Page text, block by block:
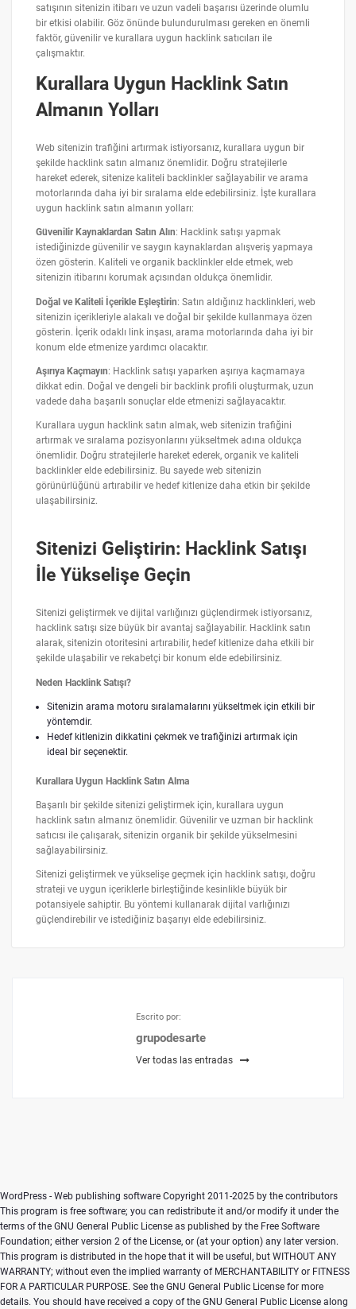
satışının sitenizin itibarı ve uzun vadeli başarısı üzerinde olumlu
bir etkisi olabilir. Göz önünde bulundurulması gereken en önemli
faktör, güvenilir ve kurallara uygun hacklink satıcıları ile
çalışmaktır.
Kurallara Uygun Hacklink Satın
Almanın Yolları
Web sitenizin trafiğini artırmak istiyorsanız, kurallara uygun bir
şekilde hacklink satın almanız önemlidir. Doğru stratejilerle
hareket ederek, sitenize kaliteli backlinkler sağlayabilir ve arama
motorlarında daha iyi bir sıralama elde edebilirsiniz. İşte kurallara
uygun hacklink satın almanın yolları:
Güvenilir Kaynaklardan Satın Alın: Hacklink satışı yapmak
istediğinizde güvenilir ve saygın kaynaklardan alışveriş yapmaya
özen gösterin. Kaliteli ve organik backlinkler elde etmek, web
sitenizin itibarını korumak açısından oldukça önemlidir.
Doğal ve Kaliteli İçerikle Eşleştirin: Satın aldığınız hacklinkleri, web
sitenizin içerikleriyle alakalı ve doğal bir şekilde kullanmaya özen
gösterin. İçerik odaklı link inşası, arama motorlarında daha iyi bir
konum elde etmenize yardımcı olacaktır.
Aşırıya Kaçmayın: Hacklink satışı yaparken aşırıya kaçmamaya
dikkat edin. Doğal ve dengeli bir backlink profili oluşturmak, uzun
vadede daha başarılı sonuçlar elde etmenizi sağlayacaktır.
Kurallara uygun hacklink satın almak, web sitenizin trafiğini
artırmak ve sıralama pozisyonlarını yükseltmek adına oldukça
önemlidir. Doğru stratejilerle hareket ederek, organik ve kaliteli
backlinkler elde edebilirsiniz. Bu sayede web sitenizin
görünürlüğünü artırabilir ve hedef kitlenize daha etkin bir şekilde
ulaşabilirsiniz.
Sitenizi Geliştirin: Hacklink Satışı
İle Yükselişe Geçin
Sitenizi geliştirmek ve dijital varlığınızı güçlendirmek istiyorsanız,
hacklink satışı size büyük bir avantaj sağlayabilir. Hacklink satın
alarak, sitenizin otoritesini artırabilir, hedef kitlenize daha etkili bir
şekilde ulaşabilir ve rekabetçi bir konum elde edebilirsiniz.
Neden Hacklink Satışı?
Sitenizin arama motoru sıralamalarını yükseltmek için etkili bir
yöntemdir.
Hedef kitlenizin dikkatini çekmek ve trafiğinizi artırmak için
ideal bir seçenektir.
Kurallara Uygun Hacklink Satın Alma
Başarılı bir şekilde sitenizi geliştirmek için, kurallara uygun
hacklink satın almanız önemlidir. Güvenilir ve uzman bir hacklink
satıcısı ile çalışarak, sitenizin organik bir şekilde yükselmesini
sağlayabilirsiniz.
Sitenizi geliştirmek ve yükselişe geçmek için hacklink satışı, doğru
strateji ve uygun içeriklerle birleştiğinde kesinlikle büyük bir
potansiyele sahiptir. Bu yöntemi kullanarak dijital varlığınızı
güçlendirebilir ve istediğiniz başarıyı elde edebilirsiniz.
Escrito por:
grupodesarte
Ver todas las entradas
WordPress - Web publishing software Copyright 2011-2025 by the contributors This program is free software; you can redistribute it and/or modify it under the terms of the GNU General Public License as published by the Free Software Foundation; either version 2 of the License, or (at your option) any later version. This program is distributed in the hope that it will be useful, but WITHOUT ANY WARRANTY; without even the implied warranty of MERCHANTABILITY or FITNESS FOR A PARTICULAR PURPOSE. See the GNU General Public License for more details. You should have received a copy of the GNU General Public License along with this program; if not, write to the Free Software Foundation, Inc., 51 Franklin St, Fifth Floor, Boston, MA 02110-1301 USA This program incorporates work covered by the following copyright and permission notices: b2 is (c) 2001, 2002 Michel Valdrighi - Cafelog Wherever third party code has been used, credit has been given in the code's comments. b2 is released under the GPL and WordPress - Web publishing software Copyright 2003-2010 by the contributors WordPress is released under the GPL =-=-=-=-=-=-=-=-=-=-=-=-=-=-=-=-=-=-=-=-=-=-=-=-=-=-=-=-=-=-=-=-=-=-=-=-=-=-=-= GNU GENERAL PUBLIC LICENSE Version 2, June 1991 Copyright (C) 1989, 1991 Free Software Foundation, Inc., 51 Franklin Street, Fifth Floor, Boston, MA 02110-1301 USA Everyone is permitted to copy and distribute verbatim copies of this license document, but changing it is not allowed. Preamble The licenses for most software are designed to take away your freedom to share and change it. By contrast, the GNU General Public License is intended to guarantee your freedom to share and change free software--to make sure the software is free for all its users. This General Public License applies to most of the Free Software Foundation's software and to any other program whose authors commit to using it. (Some other Free Software Foundation software is covered by the GNU Lesser General Public License instead.) You can apply it to your programs, too. When we speak of free software, we are referring to freedom, not price. Our General Public Licenses are designed to make sure that you have the freedom to distribute copies of free software (and charge for this service if you wish), that you receive source code or can get it if you want it, that you can change the software or use pieces of it in new free programs; and that you know you can do these things. To protect your rights, we need to make restrictions that forbid anyone to deny you these rights or to ask you to surrender the rights. These restrictions translate to certain responsibilities for you if you distribute copies of the software, or if you modify it. For example, if you distribute copies of such a program, whether gratis or for a fee, you must give the recipients all the rights that you have. You must make sure that they, too, receive or can get the source code. And you must show them these terms so they know their rights. We protect your rights with two steps: (1) copyright the software, and (2) offer you this license which gives you legal permission to copy, distribute and/or modify the software. Also, for each author's protection and ours, we want to make certain that everyone understands that there is no warranty for this free software. If the software is modified by someone else and passed on, we want its recipients to know that what they have is not the original, so that any problems introduced by others will not reflect on the original authors' reputations. Finally, any free program is threatened constantly by software patents. We wish to avoid the danger that redistributors of a free program will individually obtain patent licenses, in effect making the program proprietary. To prevent this, we have made it clear that any patent must be licensed for everyone's free use or not licensed at all. The precise terms and conditions for copying, distribution and modification follow. GNU GENERAL PUBLIC LICENSE TERMS AND CONDITIONS FOR COPYING, DISTRIBUTION AND MODIFICATION 0. This License applies to any program or other work which contains a notice placed by the copyright holder saying it may be distributed under the terms of this General Public License. The "Program", below, refers to any such program or work, and a "work based on the Program" means either the Program or any derivative work under copyright law: that is to say, a work containing the Program or a portion of it, either verbatim or with modifications and/or translated into another language. (Hereinafter, translation is included without limitation in the term "modification".) Each licensee is addressed as "you". Activities other than copying, distribution and modification are not covered by this License; they are outside its scope. The act of running the Program is not restricted, and the output from the Program is covered only if its contents constitute a work based on the Program (independent of having been made by running the Program). Whether that is true depends on what the Program does. 1. You may copy and distribute verbatim copies of the Program's source code as you receive it, in any medium, provided that you conspicuously and appropriately publish on each copy an appropriate copyright notice and disclaimer of warranty; keep intact all the notices that refer to this License and to the absence of any warranty; and give any other recipients of the Program a copy of this License along with the Program. You may charge a fee for the physical act of transferring a copy, and you may at your option offer warranty protection in exchange for a fee. 2. You may modify your copy or copies of the Program or any portion of it, thus forming a work based on the Program, and copy and distribute such modifications or work under the terms of Section 1 above, provided that you also meet all of these conditions: a) You must cause the modified files to carry prominent notices stating that you changed the files and the date of any change. b) You must cause any work that you distribute or publish, that in whole or in part contains or is derived from the Program or any part thereof, to be licensed as a whole at no charge to all third parties under the terms of this License. c) If the modified program normally reads commands interactively when run, you must cause it, when started running for such interactive use in the most ordinary way, to print or display an announcement including an appropriate copyright notice and a notice that there is no warranty (or else, saying that you provide a warranty) and that users may redistribute the program under these conditions, and telling the user how to view a copy of this License. (Exception: if the Program itself is interactive but does not normally print such an announcement, your work based on the Program is not required to print an announcement.) These requirements apply to the modified work as a whole. If identifiable sections of that work are not derived from the Program, and can be reasonably considered independent and separate works in themselves, then this License, and its terms, do not apply to those sections when you distribute them as separate works. But when you distribute the same sections as part of a whole which is a work based on the Program, the distribution of the whole must be on the terms of this License, whose permissions for other licensees extend to the entire whole, and thus to each and every part regardless of who wrote it. Thus, it is not the intent of this section to claim rights or contest your rights to work written entirely by you; rather, the intent is to exercise the right to control the distribution of derivative or collective works based on the Program. In addition, mere aggregation of another work not based on the Program with the Program (or with a work based on the Program) on a volume of a storage or distribution medium does not bring the other work under the scope of this License. 3. You may copy and distribute the Program (or a work based on it, under Section 2) in object code or executable form under the terms of Sections 1 and 2 above provided that you also do one of the following: a) Accompany it with the complete corresponding machine-readable source code, which must be distributed under the terms of Sections 1 and 2 above on a medium customarily used for software interchange; or, b) Accompany it with a written offer, valid for at least three years, to give any third party, for a charge no more than your cost of physically performing source distribution, a complete machine-readable copy of the corresponding source code, to be distributed under the terms of Sections 1 and 2 above on a medium customarily used for software interchange; or, c) Accompany it with the information you received as to the offer to distribute corresponding source code. (This alternative is allowed only for noncommercial distribution and only if you received the program in object code or executable form with such an offer, in accord with Subsection b above.) The source code for a work means the preferred form of the work for making modifications to it. For an executable work, complete source code means all the source code for all modules it contains, plus any associated interface definition files, plus the scripts used to control compilation and installation of the executable. However, as a special exception, the source code distributed need not include anything that is normally distributed (in either source or binary form) with the major components (compiler, kernel, and so on) of the operating system on which the executable runs, unless that component itself accompanies t